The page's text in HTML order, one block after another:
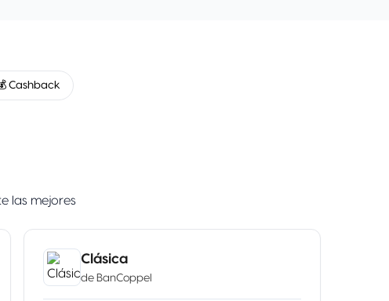
Cashback
las mejores
Clásica
de BanCoppel